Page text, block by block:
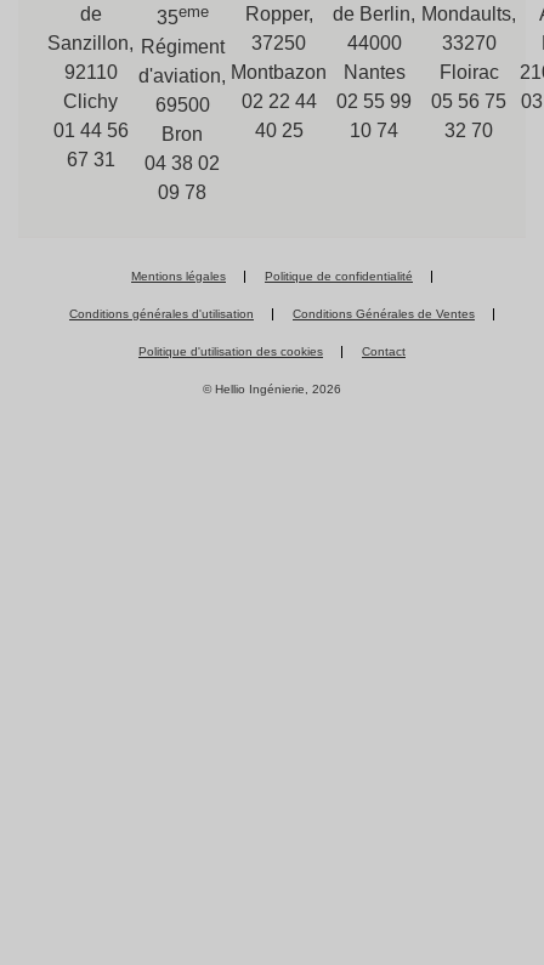
de
Sanzillon,
92110
Clichy
01 44 56
67 31
35eme
Régiment
d'aviation,
69500
Bron
04 38 02
09 78
Ropper,
37250
Montbazon
02 22 44
40 25
de Berlin,
44000
Nantes
02 55 99
10 74
Mondaults,
33270
Floirac
05 56 75
32 70
Mentions légales Politique de confidentialité
Conditions générales d'utilisation Conditions Générales de Ventes
Politique d'utilisation des cookies Contact
© Hellio Ingénierie, 2026